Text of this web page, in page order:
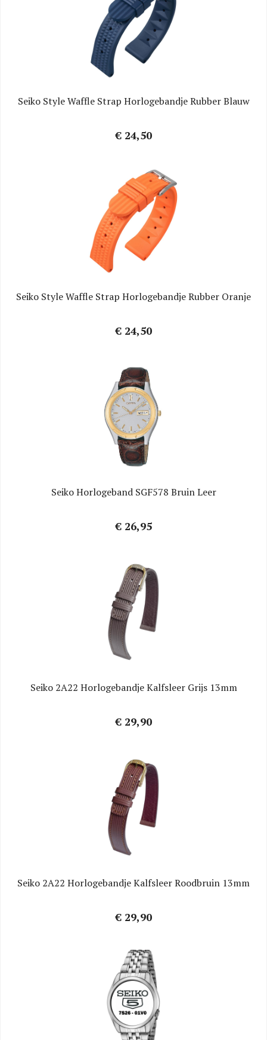
Seiko Style Waffle Strap Horlogebandje Rubber Blauw
€ 24,50
Seiko Style Waffle Strap Horlogebandje Rubber Oranje
€ 24,50
Seiko Horlogeband SGF578 Bruin Leer
€ 26,95
Seiko 2A22 Horlogebandje Kalfsleer Grijs 13mm
€ 29,90
Seiko 2A22 Horlogebandje Kalfsleer Roodbruin 13mm
€ 29,90